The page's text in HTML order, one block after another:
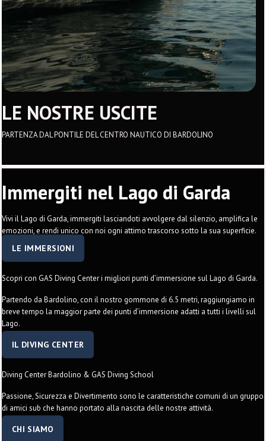
LE NOSTRE USCITE
PARTENZA DAL PONTILE DEL CENTRO NAUTICO DI BARDOLINO
Immergiti nel Lago di Garda
Vivi il Lago di Garda, immergiti lasciandoti avvolgere dal silenzio, amplifica le
emozioni, e rendi unico con noi ogni attimo trascorso sotto la sua superficie.
LE IMMERSIONI
Scopri con GAS Diving Center i migliori punti d’immersione sul Lago di Garda.
Partendo da Bardolino, con il nostro gommone di 6.5 metri, raggiungiamo in
breve tempo la maggior parte dei punti d’immersione adatti a tutti i livelli sul
Lago.
IL DIVING CENTER
Diving Center Bardolino & GAS Diving School
Passione, Sicurezza e Divertimento sono le caratteristiche comuni di un gruppo
di amici sub che hanno portato alla nascita delle nostre attività.
CHI SIAMO